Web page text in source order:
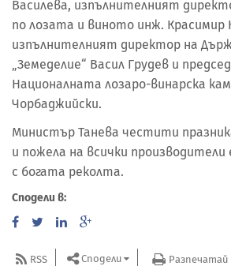
Василева, изпълнителният
по лозата и виното инж. Красимир
изпълнителният директор на
„Земеделие“ Васил Грудев и
Националната лозаро-винарска
Чорбаджийски.
Министър Танева честити
и пожела на всички производители
с богата реколта.
Сподели в:
RSS Сподели Разпечатай